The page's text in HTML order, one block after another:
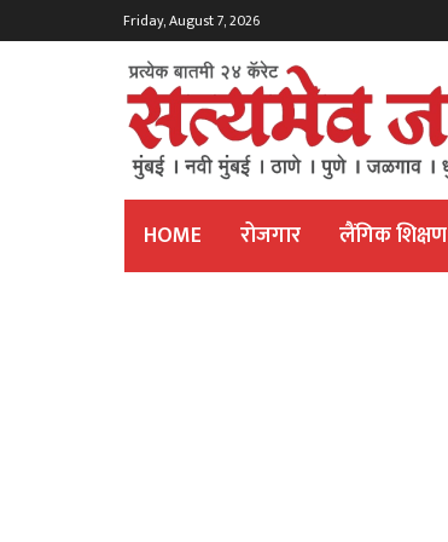
Friday, August 7, 2026
HOME रोजगार लैंगिक शिक्षण